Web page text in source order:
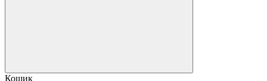
Кошик